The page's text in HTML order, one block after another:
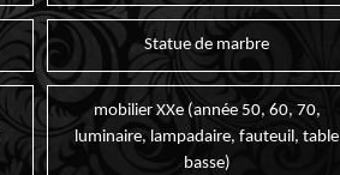
Statue de marbre
mobilier XXe (année 50, 60, 70,
luminaire, lampadaire, fauteuil, table
basse)